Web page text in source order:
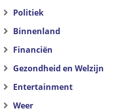
Politiek
Binnenland
Financiën
Gezondheid en Welzijn
Entertainment
Weer